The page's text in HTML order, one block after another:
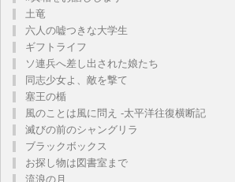
土竜
六人の嘘つきな大学生
ギフトライフ
ソ連兵へ差し出された娘たち
同志少女よ、敵を撃て
塞王の楯
風のことは風に問え -太平洋往復横断記
滅びの前のシャングリラ
ブラックボックス
お探し物は図書室まで
流浪の月